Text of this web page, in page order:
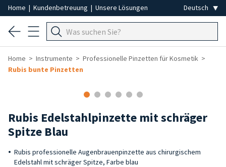
Home | Kundenbetreuung | Unsere Lösungen
Home Instrumente
Professionelle Pinzetten für Kosmetik
Rubis bunte Pinzetten
Rubis Edelstahlpinzette mit schräger
Spitze Blau
Rubis professionelle Augenbrauenpinzette aus chirurgischem
Edelstahl mit schräger Spitze, Farbe blau